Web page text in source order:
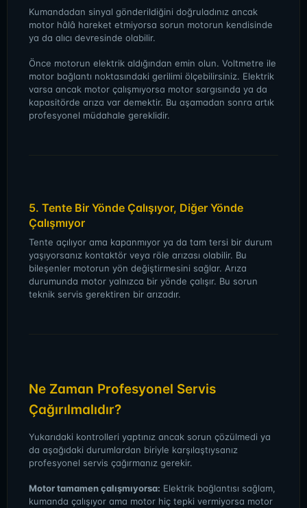
Kumandadan sinyal gönderildiğini doğruladınız ancak
motor hâlâ hareket etmiyorsa sorun motorun kendisinde
ya da alıcı devresinde olabilir.
Önce motorun elektrik aldığından emin olun. Voltmetre ile
motor bağlantı noktasındaki gerilimi ölçebilirsiniz. Elektrik
varsa ancak motor çalışmıyorsa motor sargısında ya da
kapasitörde arıza var demektir. Bu aşamadan sonra artık
profesyonel müdahale gereklidir.
5. Tente Bir Yönde Çalışıyor, Diğer Yönde
Çalışmıyor
Tente açılıyor ama kapanmıyor ya da tam tersi bir durum
yaşıyorsanız kontaktör veya röle arızası olabilir. Bu
bileşenler motorun yön değiştirmesini sağlar. Arıza
durumunda motor yalnızca bir yönde çalışır. Bu sorun
teknik servis gerektiren bir arızadır.
Ne Zaman Profesyonel Servis
Çağırılmalıdır?
Yukarıdaki kontrolleri yaptınız ancak sorun çözülmedi ya
da aşağıdaki durumlardan biriyle karşılaştıysanız
profesyonel servis çağırmanız gerekir.
Motor tamamen çalışmıyorsa: Elektrik bağlantısı sağlam,
kumanda çalışıyor ama motor hiç tepki vermiyorsa motor